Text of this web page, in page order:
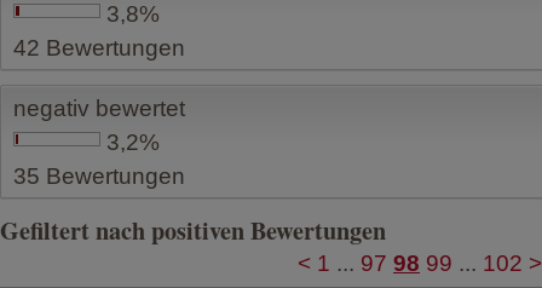
3,8%
42 Bewertungen
negativ bewertet
3,2%
35 Bewertungen
Gefiltert nach positiven Bewertungen
< 1 ... 97 98 99 ... 102 >